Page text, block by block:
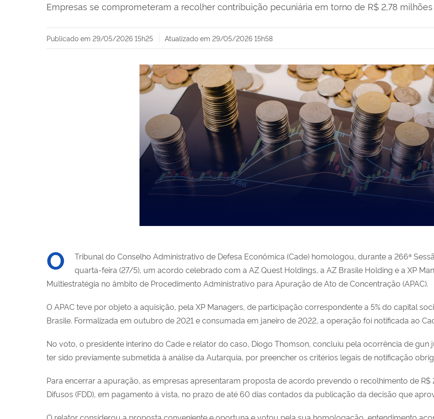
Empresas se comprometeram a recolher contribuição pecuniária em torno de R$ 2,78
Publicado em 29/05/2026 15h25 Atualizado em 29/05/2026 15h58
O
Tribunal do Conselho Administrativo de Defesa Econômica (Cade) homologou, durante a 266ª
quarta-feira (27/5), um acordo celebrado com a AZ Quest Holdings, a AZ Brasile Holding e a XP
Multiestratégia no âmbito de Procedimento Administrativo para Apuração de Ato de Concentração (APAC).
O APAC teve por objeto a aquisição, pela XP Managers, de participação correspondente a 5% do capital
Brasile. Formalizada em outubro de 2021 e consumada em janeiro de 2022, a operação foi notificada ao
No voto, o presidente interino do Cade e relator do caso, Diogo Thomson, concluiu pela ocorrência degun
ter sido previamente submetida à análise da Autarquia, por preencher os critérios legais de notificação
Para encerrar a apuração, as empresas apresentaram proposta de acordo prevendo o recolhimento de R$
Difusos (FDD), em pagamento à vista, no prazo de até 60 dias contados da publicação da decisão que